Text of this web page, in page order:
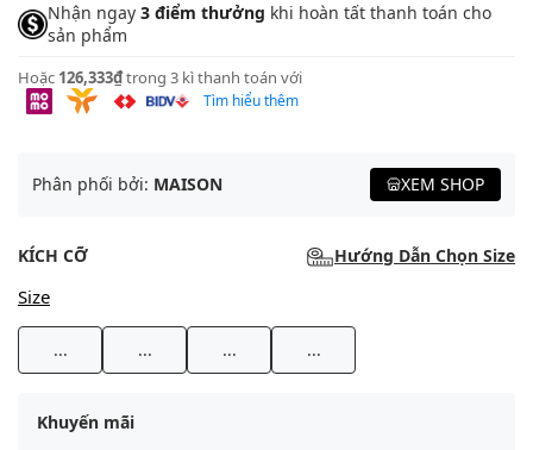
Nhận ngay 3 điểm thưởng khi hoàn tất thanh toán cho
sản phẩm
Hoặc 126,333₫trong 3 kì thanh toán với
Tìm hiểu thêm
Phân phối bởi: MAISON XEM SHOP
KÍCH CỠ Hướng Dẫn Chọn Size
Size
... ... ... ...
Khuyến mãi